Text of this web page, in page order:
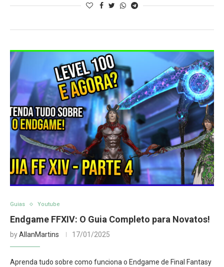
Guias Youtube
Endgame FFXIV: O Guia Completo para Novatos!
byAllanMartins 17/01/2025
Aprenda tudo sobre como funciona o Endgame de Final Fantasy